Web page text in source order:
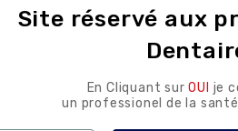
et amalgames avec
Site réservé aux
En Cliquant surOUI je
un professionel de la